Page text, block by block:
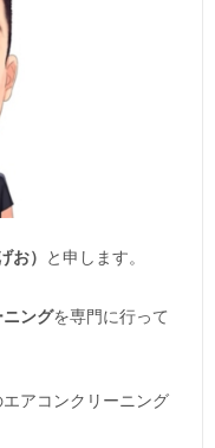
お）
と申します。
ングを専門に行って
アコンクリーニング